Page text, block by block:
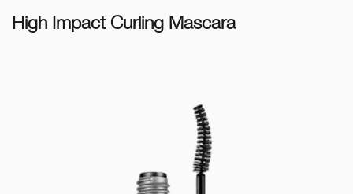
High Impact Curling Mascara